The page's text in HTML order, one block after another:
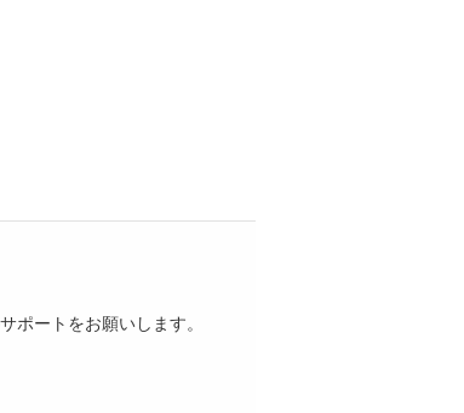
ポートをお願いします。